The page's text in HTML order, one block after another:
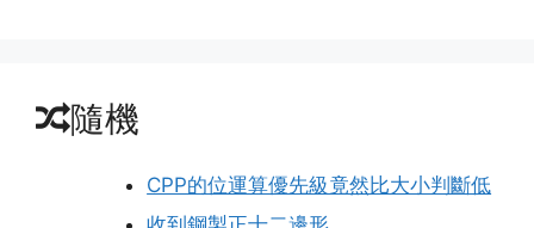
隨機
CPP的位運算優先級竟然比大小判斷低